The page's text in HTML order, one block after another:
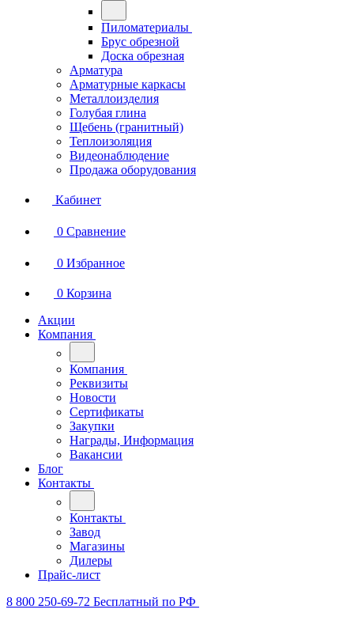
Пиломатериалы
Брус обрезной
Доска обрезная
Арматура
Арматурные каркасы
Металлоизделия
Голубая глина
Щебень (гранитный)
Теплоизоляция
Видеонаблюдение
Продажа оборудования
Кабинет
0 Сравнение
0 Избранное
0 Корзина
Акции
Компания
Компания
Реквизиты
Новости
Сертификаты
Закупки
Награды, Информация
Вакансии
Блог
Контакты
Контакты
Завод
Магазины
Дилеры
Прайс-лист
8 800 250-69-72 Бесплатный по РФ